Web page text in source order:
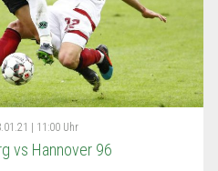
| 11:00 Uhr
vs Hannover 96